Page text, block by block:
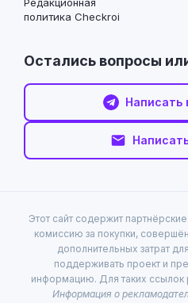
политика Checkroi
Остались вопросы
Написать
Этот сайт содержит
комиссию за покупки,
дополнительных затрат
поддерживать проект и
информацию. Для таких ссылок
Информация о